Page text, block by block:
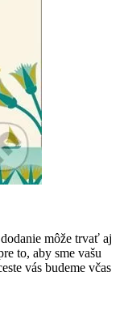
môže trvať aj
to, aby sme vašu
vás budeme včas